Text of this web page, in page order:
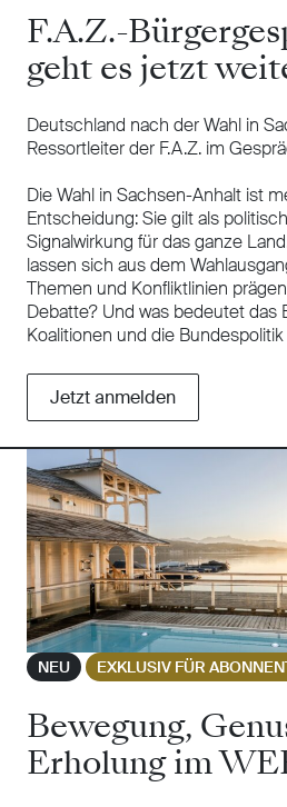
F.A.Z.-
geht es jetzt
Deutschland nach der Wahl in
Ressortleiter der F.A.Z. im
Die Wahl in Sachsen-Anhalt ist
Entscheidung: Sie gilt als
Signalwirkung für das ganze
lassen sich aus dem
Themen und Konfliktlinien
Debatte? Und was bedeutet das
Koalitionen und die
Jetzt anmelden
NEU EXKLUSIV FÜR
Bewegung,
Erholung im